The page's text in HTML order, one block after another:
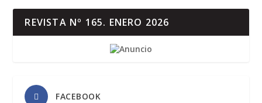
REVISTA Nº 165. ENERO 2026
FACEBOOK